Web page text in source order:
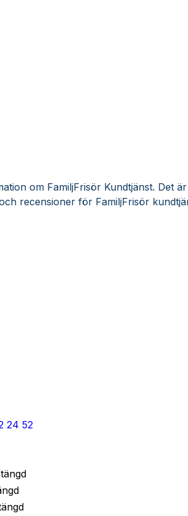
om FamiljFrisör Kundtjänst. Det
recensioner för FamiljFrisör
24 52